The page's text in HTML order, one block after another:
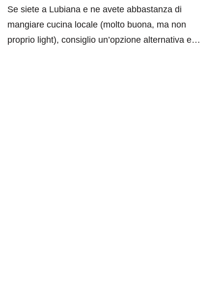
Se siete a Lubiana e ne avete abbastanza di
mangiare cucina locale (molto buona, ma non
proprio light), consiglio un’opzione alternativa e…